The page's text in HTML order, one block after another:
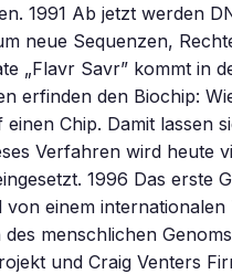
1991 Ab jetzt werden
neue Sequenzen,
„Flavr Savr” kommt in
erfinden den Biochip:
Chip. Damit lassen
Verfahren wird heute
1996 Das erste
einem
menschlichen
und Craig Venters